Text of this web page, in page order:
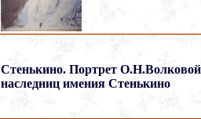
Стенькино. Портрет
наследниц имения Стенькино